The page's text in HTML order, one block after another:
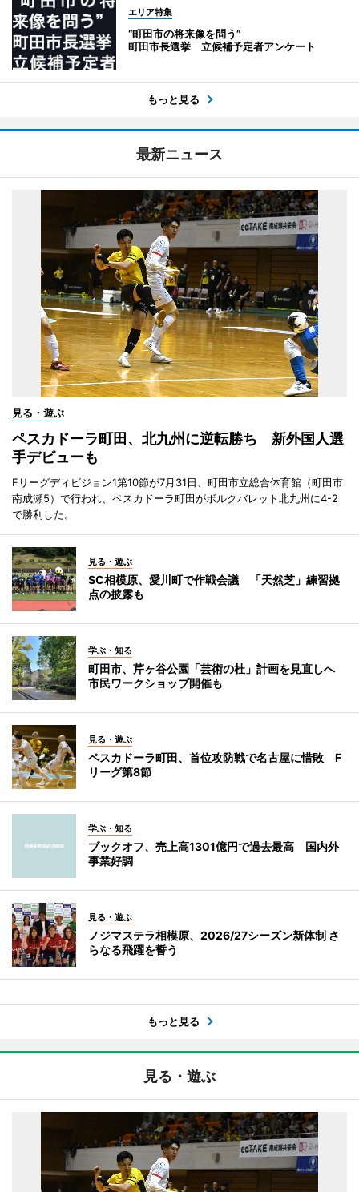
エリア特集
“町田市の将来像を問う”
町田市長選挙 立候補予定者アンケート
もっと見る
最新ニュース
見る・遊ぶ
ペスカドーラ町田、北九州に逆転勝ち 新外国人選
手デビューも
Fリーグディビジョン1第10節が7月31日、町田市立総合体育館（町田市
南成瀬5）で行われ、ペスカドーラ町田がボルクバレット北九州に4-2
で勝利した。
見る・遊ぶ
SC相模原、愛川町で作戦会議 「天然芝」練習拠
点の披露も
学ぶ・知る
町田市、芹ヶ谷公園「芸術の杜」計画を見直しへ
市民ワークショップ開催も
見る・遊ぶ
ペスカドーラ町田、首位攻防戦で名古屋に惜敗 F
リーグ第8節
学ぶ・知る
ブックオフ、売上高1301億円で過去最高 国内外
事業好調
見る・遊ぶ
ノジマステラ相模原、2026/27シーズン新体制 さ
らなる飛躍を誓う
もっと見る
見る・遊ぶ